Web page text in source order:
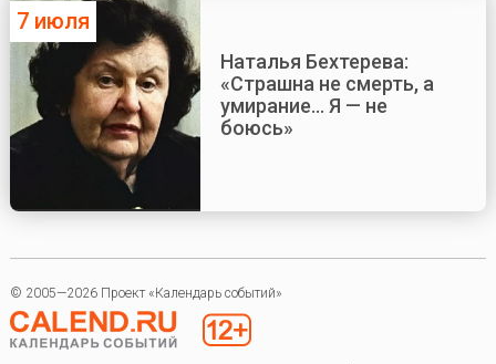
7 июля
Наталья Бехтерева:
«Страшна не смерть, а
умирание... Я — не
боюсь»
© 2005—2026 Проект «Календарь событий»